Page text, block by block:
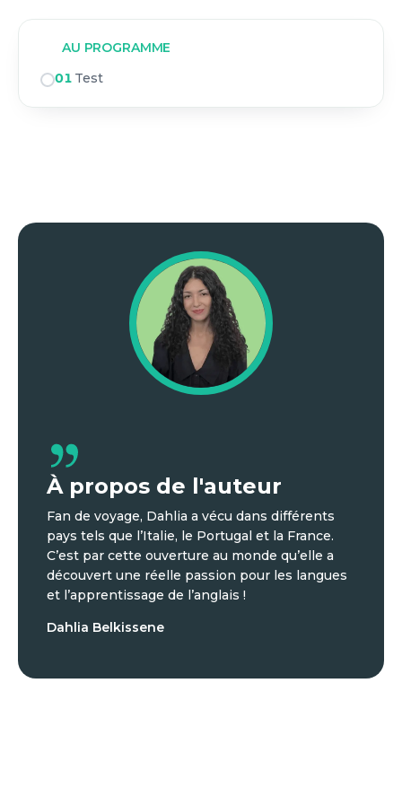
AU PROGRAMME
01 Test
À propos de l'auteur
Fan de voyage, Dahlia a vécu dans différents
pays tels que l’Italie, le Portugal et la France.
C’est par cette ouverture au monde qu’elle a
découvert une réelle passion pour les langues
et l’apprentissage de l’anglais !
Dahlia Belkissene